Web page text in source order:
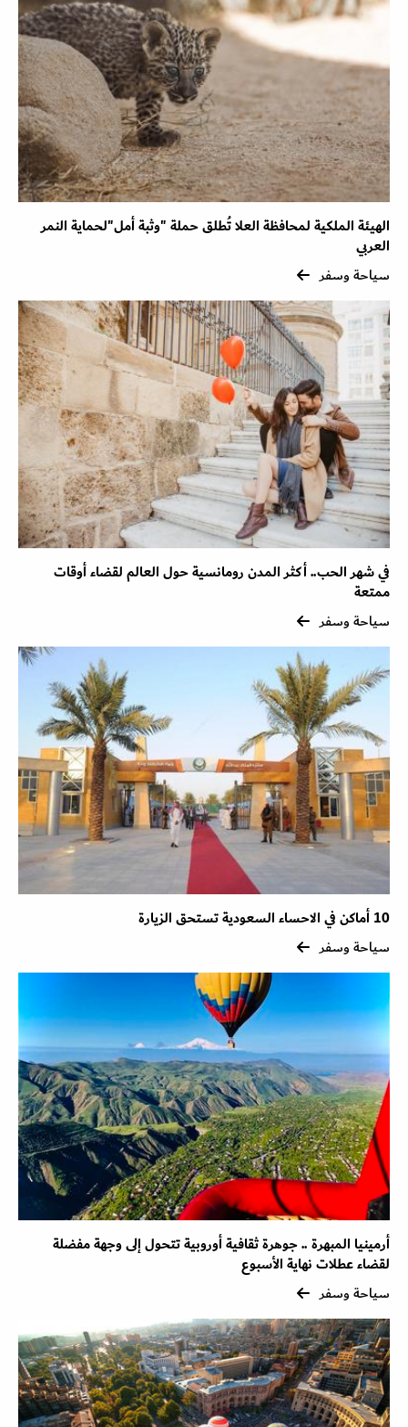
الهيئة الملكية لمحافظة العلا تُطلق حملة "وثبة أمل"لحماية النمر
العربي
سياحة وسفر
في شهر الحب.. أكثر المدن رومانسية حول العالم لقضاء أوقات
ممتعة
سياحة وسفر
10 أماكن في الاحساء السعودية تستحق الزيارة
سياحة وسفر
أرمينيا المبهرة .. جوهرة ثقافية أوروبية تتحول إلى وجهة مفضلة
لقضاء عطلات نهاية الأسبوع
سياحة وسفر